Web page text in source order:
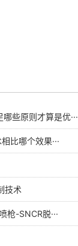
些原则才算是优···
比哪个效果···
技术
枪-SNCR脱···